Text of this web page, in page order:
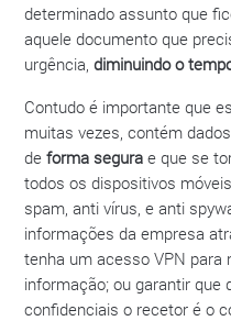
determinado assunto que
aquele documento que
urgência,diminuindo o
Contudo é importante que
muitas vezes, contém
deforma segura e que se
todos os dispositivos
spam, anti vírus, e anti
informações da empresa
tenha um acesso VPN
informação; ou garantir que
confidenciais o recetor é o